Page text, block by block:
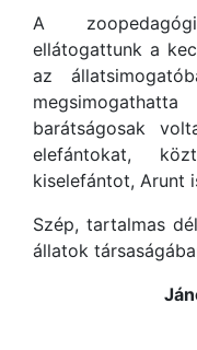
A
ellátogattunk a
az
barátságosak
elefántokat,
kiselefántot, Arunt
Szép, tartalmas
állatok